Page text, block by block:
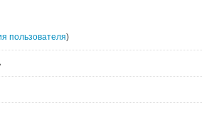
пользователя)